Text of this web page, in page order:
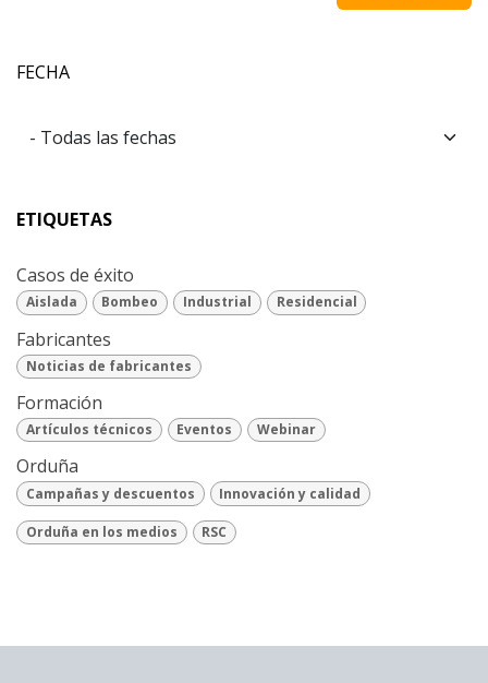
FECHA
ETIQUETAS
Casos de éxito
Aislada Bombeo Industrial Residencial
Fabricantes
Noticias de fabricantes
Formación
Artículos técnicos Eventos Webinar
Orduña
Campañas y descuentos Innovación y calidad
Orduña en los medios RSC